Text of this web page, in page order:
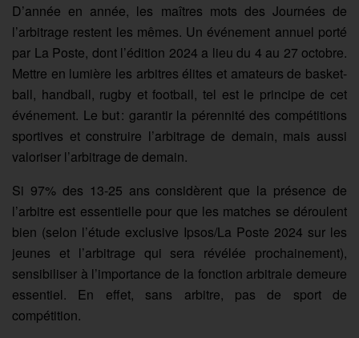
D’année en année, les maîtres mots des Journées de
l’arbitrage restent les mêmes. Un événement annuel porté
par La Poste, dont l’édition 2024 a lieu du 4 au 27 octobre.
Mettre en lumière les arbitres élites et amateurs de basket-
ball, handball, rugby et football, tel est le principe de cet
événement. Le but : garantir la pérennité des compétitions
sportives et construire l’arbitrage de demain, mais aussi
valoriser l’arbitrage de demain.
Si 97% des 13-25 ans considèrent que la présence de
l’arbitre est essentielle pour que les matches se déroulent
bien (selon l’étude exclusive Ipsos/La Poste 2024 sur les
jeunes et l’arbitrage qui sera révélée prochainement),
sensibiliser à l’importance de la fonction arbitrale demeure
essentiel. En effet, sans arbitre, pas de sport de
compétition.